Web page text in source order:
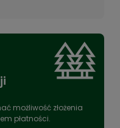
możliwość złożenia
płatności.